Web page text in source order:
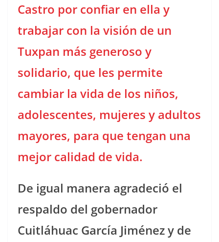
Castro por confiar en ella y
trabajar con la visión de un
Tuxpan más generoso y
solidario, que les permite
cambiar la vida de los niños,
adolescentes, mujeres y adultos
mayores, para que tengan una
mejor calidad de vida.
De igual manera agradeció el
respaldo del gobernador
Cuitláhuac García Jiménez y de